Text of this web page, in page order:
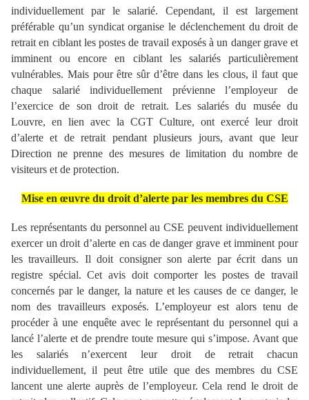
individuellement par le salarié. Cependant, il est largement
préférable qu’un syndicat organise le déclenchement du droit de
retrait en ciblant les postes de travail exposés à un danger grave et
imminent ou encore en ciblant les salariés particulièrement
vulnérables. Mais pour être sûr d’être dans les clous, il faut que
chaque salarié individuellement prévienne l’employeur de
l’exercice de son droit de retrait. Les salariés du musée du
Louvre, en lien avec la CGT Culture, ont exercé leur droit
d’alerte et de retrait pendant plusieurs jours, avant que leur
Direction ne prenne des mesures de limitation du nombre de
visiteurs et de protection.
Mise en œuvre du droit d’alerte par les membres du CSE
Les représentants du personnel au CSE peuvent individuellement
exercer un droit d’alerte en cas de danger grave et imminent pour
les travailleurs. Il doit consigner son alerte par écrit dans un
registre spécial. Cet avis doit comporter les postes de travail
concernés par le danger, la nature et les causes de ce danger, le
nom des travailleurs exposés. L’employeur est alors tenu de
procéder à une enquête avec le représentant du personnel qui a
lancé l’alerte et de prendre toute mesure qui s’impose. Avant que
les salariés n’exercent leur droit de retrait chacun
individuellement, il peut être utile que des membres du CSE
lancent une alerte auprès de l’employeur. Cela rend le droit de